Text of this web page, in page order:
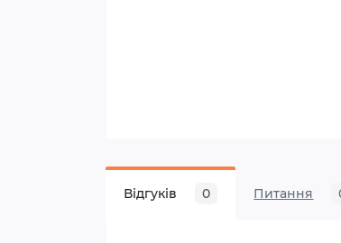
Відгуків 0 Питання